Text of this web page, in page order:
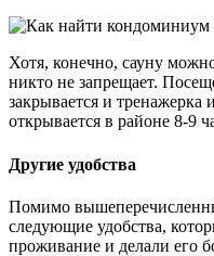
Хотя, конечно, сауну
никто не запрещает.
закрывается и тренажерка
открывается в районе 8-9
Другие удобства
Помимо
следующие удобства,
проживание и делали его